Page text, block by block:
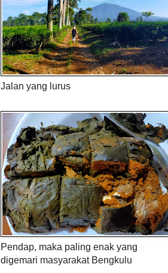
Jalan yang lurus
Pendap, maka paling enak yang
digemari masyarakat Bengkulu